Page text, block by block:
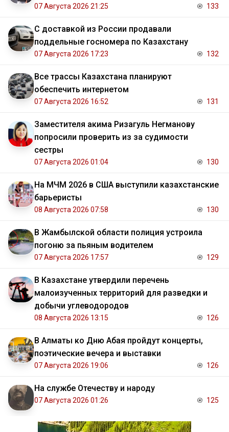
07 Августа 2026 21:25 133
С доставкой из России продавали
поддельные госномера по Казахстану
07 Августа 2026 17:23 132
Все трассы Казахстана планируют
обеспечить интернетом
07 Августа 2026 16:52 131
Заместителя акима Ризагуль Негманову
попросили проверить из за судимости
сестры
07 Августа 2026 01:04 130
На МЧМ 2026 в США выступили казахстанские
барьеристы
08 Августа 2026 07:58 130
В Жамбылской области полиция устроила
погоню за пьяным водителем
07 Августа 2026 17:57 129
В Казахстане утвердили перечень
малоизученных территорий для разведки и
добычи углеводородов
08 Августа 2026 13:15 126
В Алматы ко Дню Абая пройдут концерты,
поэтические вечера и выставки
07 Августа 2026 19:06 126
На службе Отечеству и народу
07 Августа 2026 01:26 125